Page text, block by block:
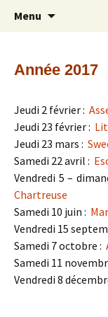
Les
Découverte
Amateurs de
Menu
Année 2017
Jeudi 2 février :
Jeudi 23 février :
Jeudi 23 mars :
Samedi 22 avril :
Vendredi 5 –
Chartreuse
Samedi 10 juin :
Vendredi 15
Samedi 7 octobre :
Samedi 11
Vendredi 8